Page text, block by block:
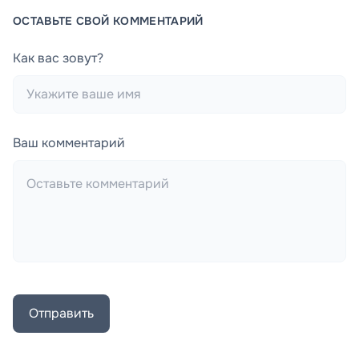
ОСТАВЬТЕ СВОЙ КОММЕНТАРИЙ
Как вас зовут?
Ваш комментарий
Отправить